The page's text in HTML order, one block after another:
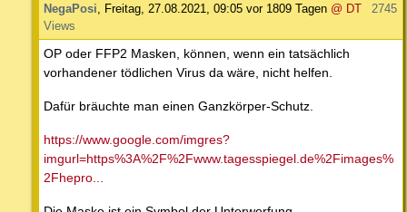
NegaPosi, Freitag, 27.08.2021, 09:05 vor 1809 Tagen @ DT
2745
Views
OP oder FFP2 Masken, können, wenn ein tatsächlich
vorhandener tödlichen Virus da wäre, nicht helfen.
Dafür bräuchte man einen Ganzkörper-Schutz.
https://www.google.com/imgres?
imgurl=https%3A%2F%2Fwww.tagesspiegel.de%2Fimages%
2Fhepro...